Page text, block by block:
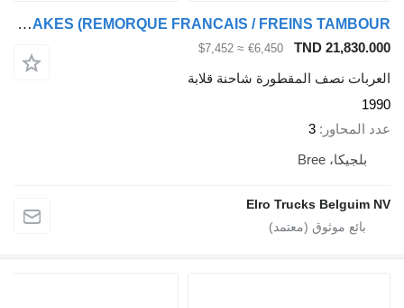
Stas FREINS TAMBOUR / DRUM BRAKES (REMORQUE FRANCAIS / FREINS TAMBOUR
TND 21,830.000
€6,450
≈ $7,452
العربات نصف المقطورة شاحنة قلابة
1990
عدد المحاور
3
بلجيكا، Bree
Elro Trucks Belguim NV